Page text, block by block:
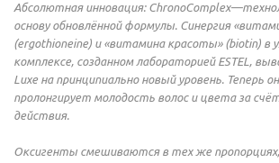
Абсолютная инновация:
основу обновлённой формулы. Синергия
(ergothioneine) и «витамина красоты» (biotin) в
комплексе, созданном лабораторией ESTEL,
Luxe на принципиально новый уровень. Теперь
пролонгирует молодость волос и цвета за
действия.
Оксигенты смешиваются в тех же